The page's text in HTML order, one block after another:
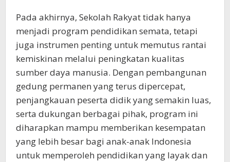
Pada akhirnya, Sekolah Rakyat tidak hanya
menjadi program pendidikan semata, tetapi
juga instrumen penting untuk memutus rantai
kemiskinan melalui peningkatan kualitas
sumber daya manusia. Dengan pembangunan
gedung permanen yang terus dipercepat,
penjangkauan peserta didik yang semakin luas,
serta dukungan berbagai pihak, program ini
diharapkan mampu memberikan kesempatan
yang lebih besar bagi anak-anak Indonesia
untuk memperoleh pendidikan yang layak dan